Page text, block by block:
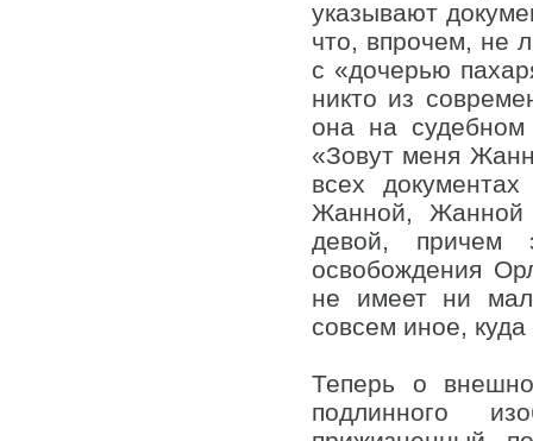
указывают
что, впрочем, не
с «дочерью
никто из
она на
«Зовут меня
всех
Жанной, Жанной
девой, причем
освобождения
не имеет ни
совсем иное,
Теперь о
подлинного